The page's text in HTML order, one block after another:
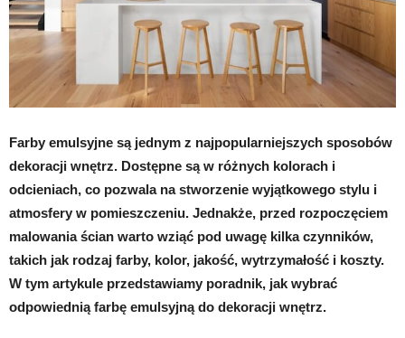
Farby emulsyjne są jednym z najpopularniejszych sposobów
dekoracji wnętrz. Dostępne są w różnych kolorach i
odcieniach, co pozwala na stworzenie wyjątkowego stylu i
atmosfery w pomieszczeniu. Jednakże, przed rozpoczęciem
malowania ścian warto wziąć pod uwagę kilka czynników,
takich jak rodzaj farby, kolor, jakość, wytrzymałość i koszty.
W tym artykule przedstawiamy poradnik, jak wybrać
odpowiednią farbę emulsyjną do dekoracji wnętrz.